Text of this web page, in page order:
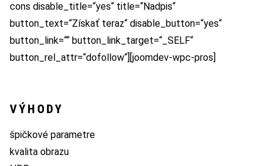
cons disable_title=“yes“ title=“Nadpis“
button_text=“Získať teraz“ disable_button=“yes“
button_link=““ button_link_target=“_SELF“
button_rel_attr=“dofollow“][joomdev-wpc-pros]
VÝHODY
špičkové parametre
kvalita obrazu